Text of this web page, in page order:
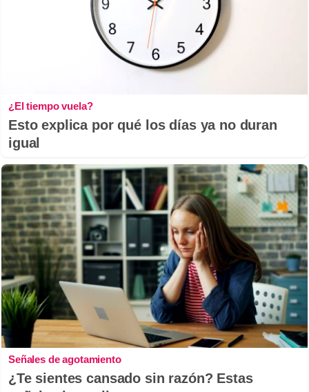
¿El tiempo vuela?
Esto explica por qué los días ya no duran
igual
Señales de agotamiento
¿Te sientes cansado sin razón? Estas